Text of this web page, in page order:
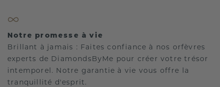
Notre promesse à vie
Brillant à jamais : Faites confiance à nos orfèvres
experts de DiamondsByMe pour créer votre trésor
intemporel. Notre garantie à vie vous offre la
tranquillité d'esprit.